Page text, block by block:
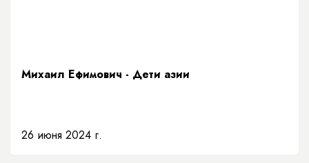
Михаил Ефимович - Дети азии
26 июня 2024 г.